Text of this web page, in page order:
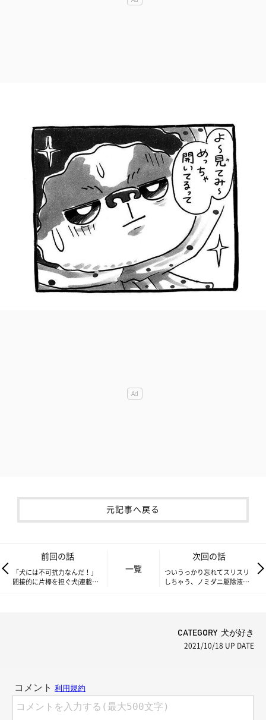
元記事へ戻る
前回の話
「犬には不可抗力なんだ！」
間接的に片棒を担ぐ犬|連載
一覧
次回の話
ついうっかり忘れてスリスリ
しちゃう、ノミダニ駆除液の
CATEGORY 犬が好き
2021/10/18 UP DATE